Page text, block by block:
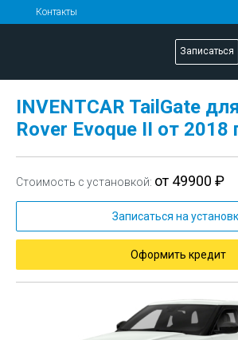
Контакты
Записаться
INVENTCAR TailGate
Rover Evoque II от 2018
Стоимость с установкой: от 49900 ₽
Записаться на
Оформить кредит